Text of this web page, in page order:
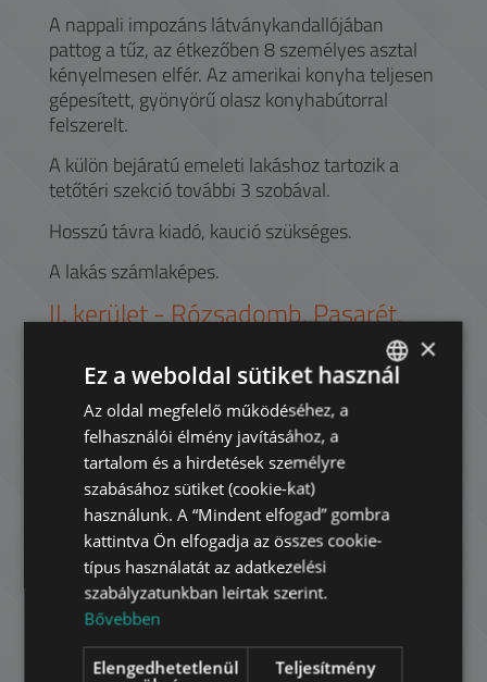
A nappali impozáns látványkandallójában
pattog a tűz, az étkezőben 8 személyes asztal
kényelmesen elfér. Az amerikai konyha teljesen
gépesített, gyönyörű olasz konyhabútorral
felszerelt.
A külön bejáratú emeleti lakáshoz tartozik a
tetőtéri szekció további 3 szobával.
Hosszú távra kiadó, kaució szükséges.
A lakás számlaképes.
II.kerület -Rózsadomb, Pasarét,
A II. kerület egészen a Duna partjától Budapest
határáig húzódik, magában foglalva több
teljesen különböző arculatú városrészt. Patinás
villáival és fantasztikus kilátással, a Rózsadomb
talán a legismertebb és sokak számára
legvonzóbb része
A kerület több ország külképviseletének is
otthont ad, diplomaták, illetve multinacionális
cégek kiküldetésben levő alkalmazottai között is
népszerű. Sokan a nemzetközi iskolák
(American International School of
Budapest, The British International School)
FRENCH
ARABIC
×
Ez a weboldal sütiket használ
Az oldal megfelelő működéséhez, a
felhasználói élmény javításához, a
tartalom és a hirdetések személyre
szabásához sütiket (cookie-kat)
használunk. A “Mindent elfogad” gombra
kattintva Ön elfogadja az összes cookie-
típus használatát az adatkezelési
szabályzatunkban leírtak szerint.
Bővebben
Elengedhetetlenül
Teljesítmény